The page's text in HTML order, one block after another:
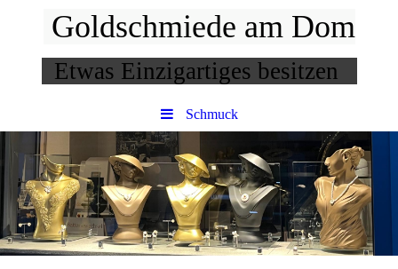
Goldschmiede am Dom
Etwas Einzigartiges besitzen
Schmuck